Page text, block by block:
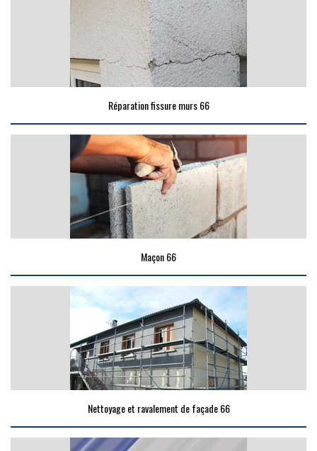
Réparation fissure murs 66
Maçon 66
Nettoyage et ravalement de façade 66